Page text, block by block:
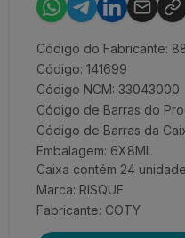
Código do Fabricante:
Código: 141699
Código NCM: 33043000
Código de Barras do
Código de Barras da
Embalagem: 6X8ML
Caixa contém 24
Marca: RISQUE
Fabricante: COTY